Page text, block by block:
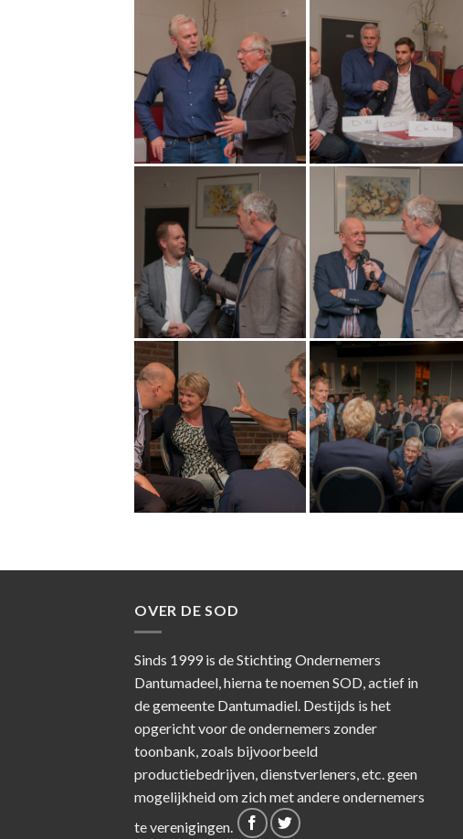
OVER DE SOD
Sinds 1999 is de Stichting Ondernemers
Dantumadeel, hierna te noemen SOD, actief in
de gemeente Dantumadiel. Destijds is het
opgericht voor de ondernemers zonder
toonbank, zoals bijvoorbeeld
productiebedrijven, dienstverleners, etc. geen
mogelijkheid om zich met andere ondernemers
te verenigingen.